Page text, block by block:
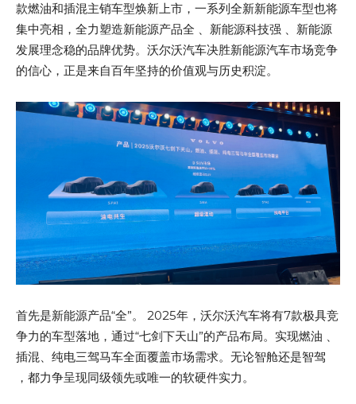
款燃油和插混主销车型焕新上市，一系列全新新能源车型也将
集中亮相，全力塑造新能源产品全 、新能源科技强 、新能源
发展理念稳的品牌优势。沃尔沃汽车决胜新能源汽车市场竞争
的信心，正是来自百年坚持的价值观与历史积淀。
首先是新能源产品“全”。 2025年，沃尔沃汽车将有7款极具竞
争力的车型落地，通过“七剑下天山”的产品布局。实现燃油 、
插混、纯电三驾马车全面覆盖市场需求。无论智舱还是智驾
，都力争呈现同级领先或唯一的软硬件实力。